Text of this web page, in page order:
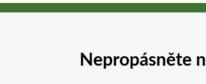
Nepropásněte